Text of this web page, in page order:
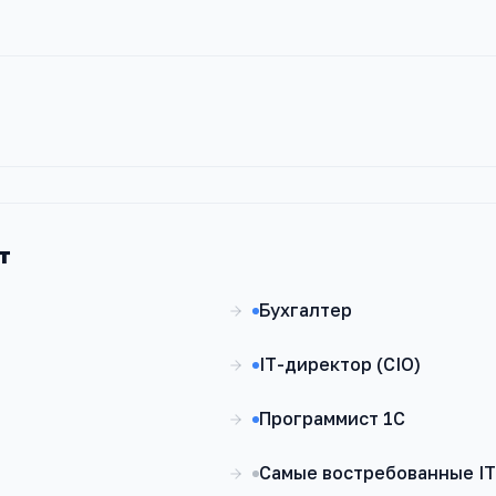
Бухгалтер
IT-директор (CIO)
Программист 1С
Самые востребованные